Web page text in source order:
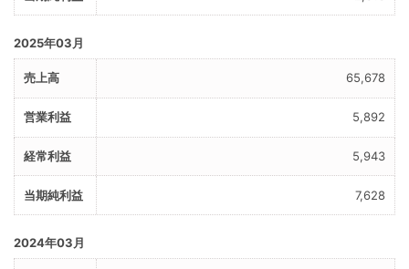
2025年03月
65,678
5,892
5,943
7,628
2024年03月